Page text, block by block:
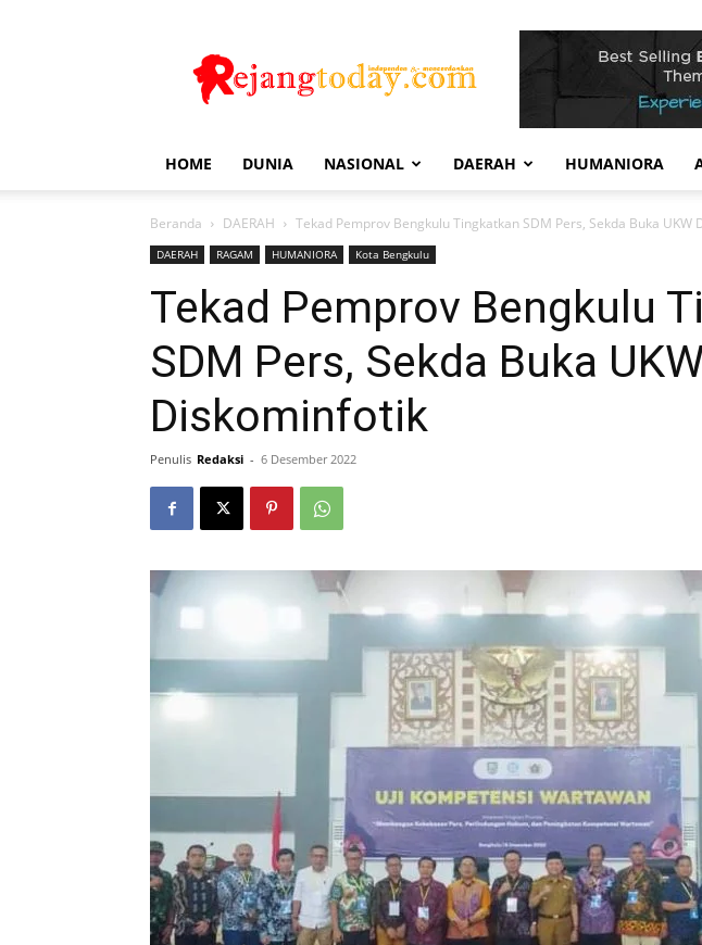
Today
HOME DUNIA NASIONAL DAERAH HUMANIORA
Beranda DAERAH Tekad Pemprov Bengkulu Tingkatkan SDM Pers, Sekda Buka UKW
DAERAH RAGAM HUMANIORA Kota Bengkulu
Tekad Pemprov Bengkulu
SDM Pers, Sekda Buka
Diskominfotik
Penulis Redaksi - 6 Desember 2022